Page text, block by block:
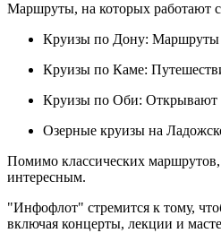
Маршруты, на которых работают
Круизы по Дону: Маршруты
Круизы по Каме:
Круизы по Оби: Открывают
Озерные круизы на
Помимо классических
интересным.
"Инфофлот" стремится к тому,
включая концерты, лекции и